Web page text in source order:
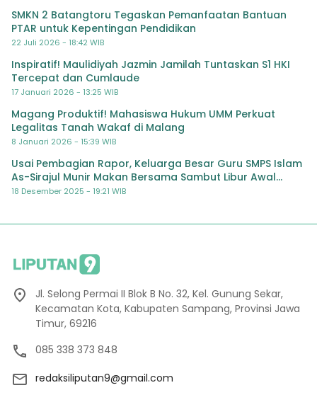
SMKN 2 Batangtoru Tegaskan Pemanfaatan Bantuan
PTAR untuk Kepentingan Pendidikan
22 Juli 2026 - 18:42 WIB
Inspiratif! Maulidiyah Jazmin Jamilah Tuntaskan S1 HKI
Tercepat dan Cumlaude
17 Januari 2026 - 13:25 WIB
Magang Produktif! Mahasiswa Hukum UMM Perkuat
Legalitas Tanah Wakaf di Malang
8 Januari 2026 - 15:39 WIB
Usai Pembagian Rapor, Keluarga Besar Guru SMPS Islam
As-Sirajul Munir Makan Bersama Sambut Libur Awal
Semester
18 Desember 2025 - 19:21 WIB
Jl. Selong Permai II Blok B No. 32, Kel. Gunung Sekar,
Kecamatan Kota, Kabupaten Sampang, Provinsi Jawa
Timur, 69216
085 338 373 848
redaksiliputan9@gmail.com